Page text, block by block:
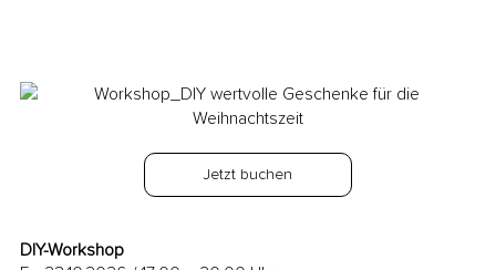
Search in title
Jetzt buchen
DIY-Workshop